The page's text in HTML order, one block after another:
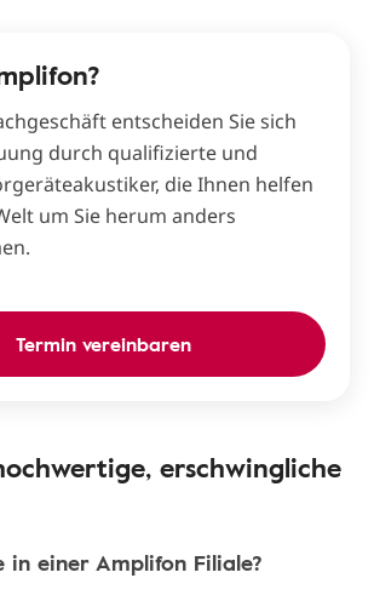
entscheiden Sie sich
durch qualifizierte und
die Ihnen helfen
um Sie herum anders
Termin vereinbaren
erschwingliche
in einer Amplifon Filiale?